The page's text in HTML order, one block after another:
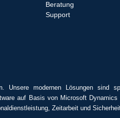
Beratung
Support
Unsere modernen Lösungen sind
auf Basis von Microsoft Dynamics
Zeitarbeit und